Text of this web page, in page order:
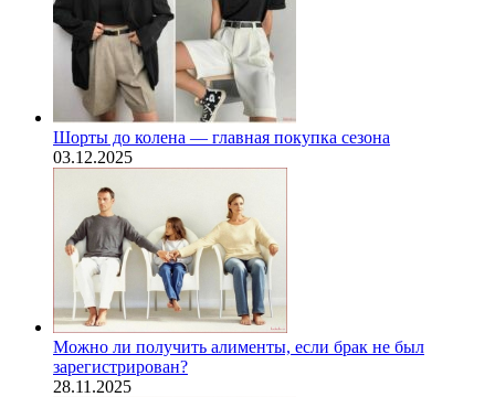
Шорты до колена — главная покупка сезона
03.12.2025
Можно ли получить алименты, если брак не был
зарегистрирован?
28.11.2025